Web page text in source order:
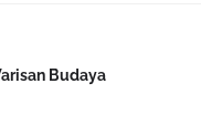
Budaya